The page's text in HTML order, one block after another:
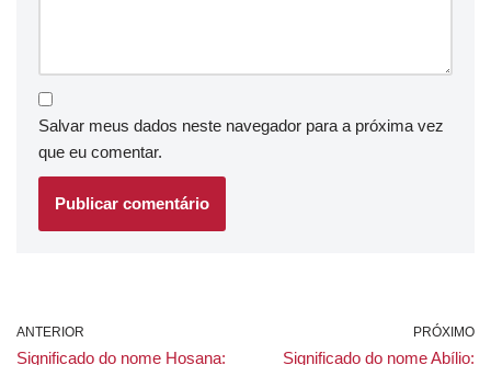
Salvar meus dados neste navegador para a próxima vez
que eu comentar.
ANTERIOR
Significado do nome Hosana:
PRÓXIMO
Significado do nome Abílio: